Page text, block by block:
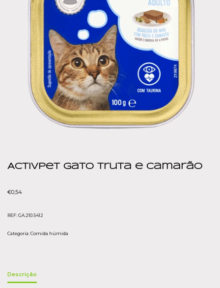
ActivPet Gato Truta e Camarão
€0,54
REF:GA.210.5412
Categoria:Comida húmida
Descrição